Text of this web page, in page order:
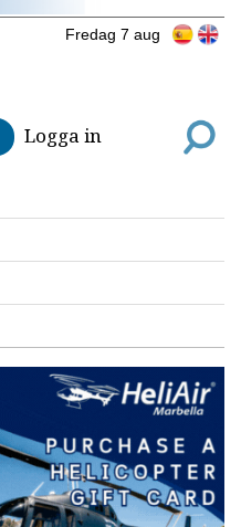
Fredag 7 aug
Logga in